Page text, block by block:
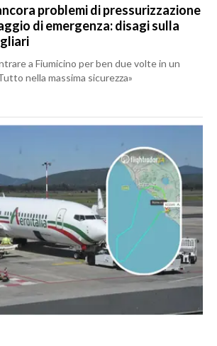
problemi di pressurizzazione
di emergenza: disagi sulla
a Fiumicino per ben due volte in un
nella massima sicurezza»